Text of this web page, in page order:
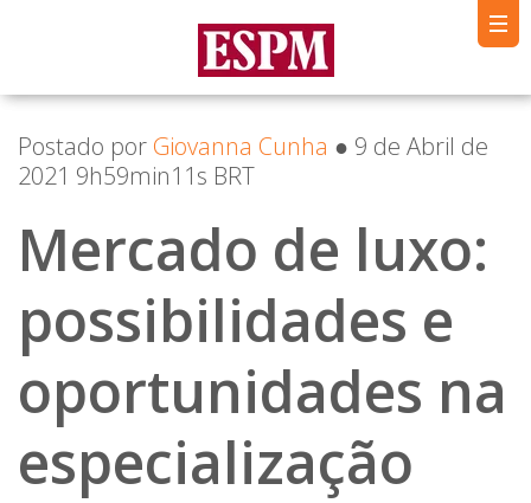
Postado por Giovanna Cunha ● 9 de Abril de
2021 9h59min11s BRT
Mercado de luxo:
possibilidades e
oportunidades na
especialização